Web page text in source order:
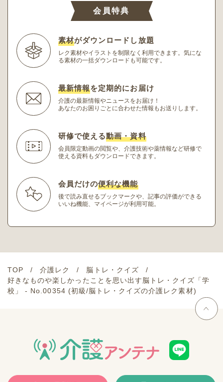
会員特典
素材がダウンロードし放題
レク素材やイラストを制限なく利用できます。 気にな
る素材の一括ダウンロードも可能です。
最新情報を定期的にお届け
介護の最新情報やニュースをお届け！
あなたのお困りごとに合わせた情報もお送りします。
研修で使える動画・資料
会員限定動画の閲覧や、介護技術や薬情報など研修で
使える資料もダウンロードできます。
会員だけの便利な機能
後で読み直せるブックマークや、記事の評価ができる
いいね機能、マイページが利用可能。
TOP 介護レク
脳トレ・クイズ
好きなものや楽しかったことを思い出す脳トレ・クイズ「学
校」 - No.00354 (初級/脳トレ・クイズの介護レク素材)